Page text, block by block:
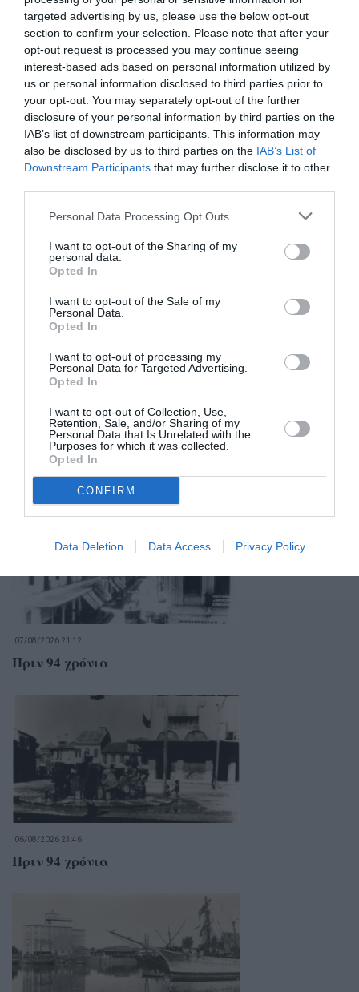
targeted advertising by us, please use the below opt-out
section to confirm your selection. Please note that after your
opt-out request is processed you may continue seeing
interest-based ads based on personal information utilized by
us or personal information disclosed to third parties prior to
your opt-out. You may separately opt-out of the further
disclosure of your personal information by third parties on the
IAB’s list of downstream participants. This information may
also be disclosed by us to third parties on the IAB’s List of
Downstream Participants that may further disclose it to other
Personal Data Processing Opt Outs
I want to opt-out of the Sharing of my
personal data.
Opted In
I want to opt-out of the Sale of my
Personal Data.
Opted In
I want to opt-out of processing my
Personal Data for Targeted Advertising.
Opted In
I want to opt-out of Collection, Use,
Retention, Sale, and/or Sharing of my
Personal Data that Is Unrelated with the
Purposes for which it was collected.
Opted In
CONFIRM
Data Deletion Data Access Privacy Policy
Σχετικά Άρθρα
07/08/2026 21:12
Πριν 94 χρόνια
06/08/2026 23:46
Πριν 94 χρόνια